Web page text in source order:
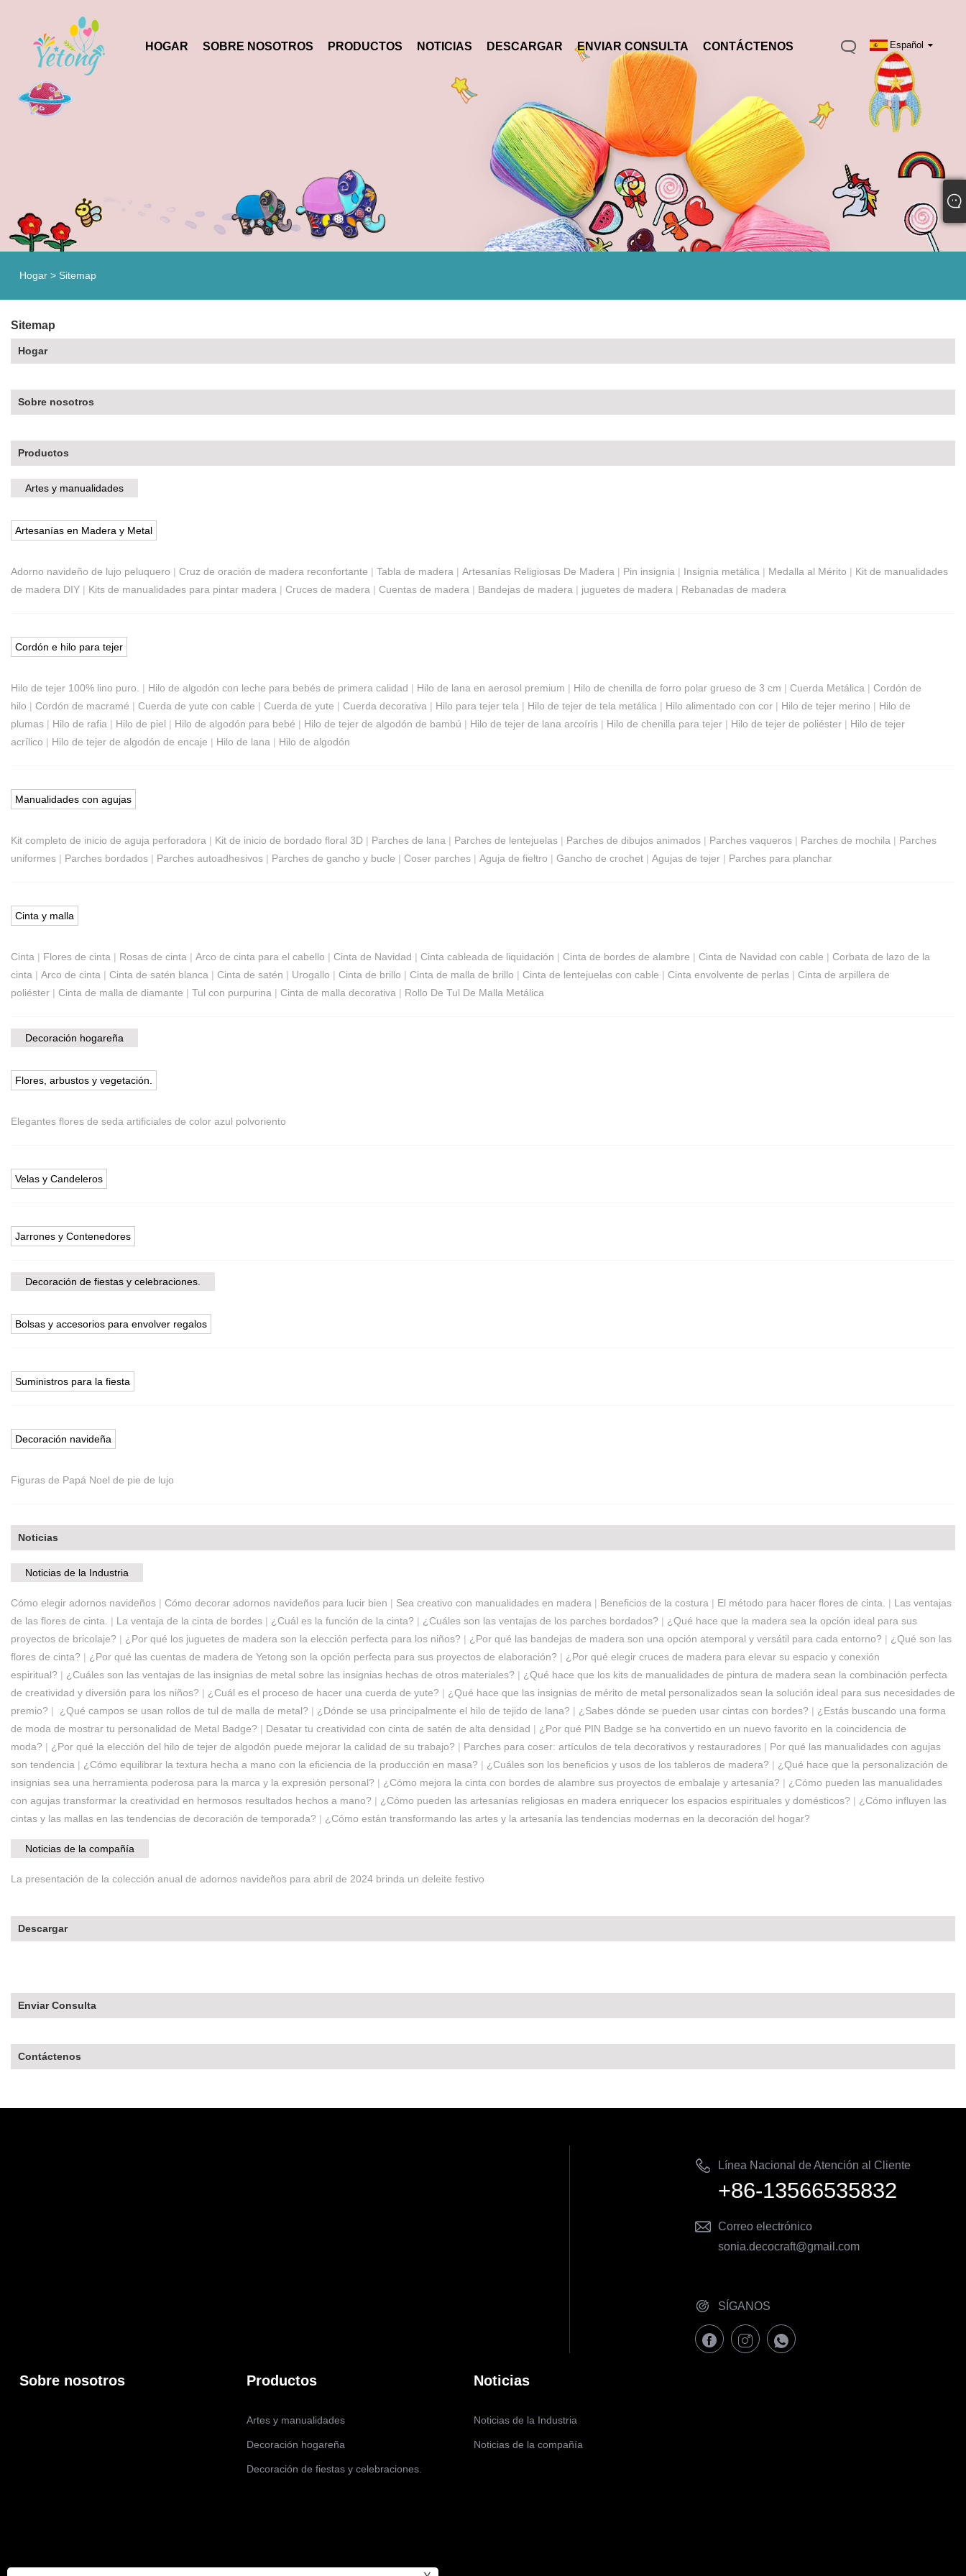
Español
HOGAR SOBRE NOSOTROS PRODUCTOS NOTICIAS DESCARGAR ENVIAR CONSULTA CONTÁCTENOS
Hogar > Sitemap
Sitemap
Hogar
Sobre nosotros
Productos
Artes y manualidades
Artesanías en Madera y Metal
Adorno navideño de lujo peluquero | Cruz de oración de madera reconfortante | Tabla de madera | Artesanías Religiosas De Madera | Pin insignia | Insignia metálica | Medalla al Mérito | Kit de manualidades
de madera DIY | Kits de manualidades para pintar madera | Cruces de madera | Cuentas de madera | Bandejas de madera | juguetes de madera | Rebanadas de madera
Cordón e hilo para tejer
Hilo de tejer 100% lino puro. | Hilo de algodón con leche para bebés de primera calidad | Hilo de lana en aerosol premium | Hilo de chenilla de forro polar grueso de 3 cm | Cuerda Metálica | Cordón de
hilo | Cordón de macramé | Cuerda de yute con cable | Cuerda de yute | Cuerda decorativa | Hilo para tejer tela | Hilo de tejer de tela metálica | Hilo alimentado con cor | Hilo de tejer merino | Hilo de
plumas | Hilo de rafia | Hilo de piel | Hilo de algodón para bebé | Hilo de tejer de algodón de bambú | Hilo de tejer de lana arcoíris | Hilo de chenilla para tejer | Hilo de tejer de poliéster | Hilo de tejer
acrílico | Hilo de tejer de algodón de encaje | Hilo de lana | Hilo de algodón
Manualidades con agujas
Kit completo de inicio de aguja perforadora | Kit de inicio de bordado floral 3D | Parches de lana | Parches de lentejuelas | Parches de dibujos animados | Parches vaqueros | Parches de mochila | Parches
uniformes | Parches bordados | Parches autoadhesivos | Parches de gancho y bucle | Coser parches | Aguja de fieltro | Gancho de crochet | Agujas de tejer | Parches para planchar
Cinta y malla
Cinta | Flores de cinta | Rosas de cinta | Arco de cinta para el cabello | Cinta de Navidad | Cinta cableada de liquidación | Cinta de bordes de alambre | Cinta de Navidad con cable | Corbata de lazo de la
cinta | Arco de cinta | Cinta de satén blanca | Cinta de satén | Urogallo | Cinta de brillo | Cinta de malla de brillo | Cinta de lentejuelas con cable | Cinta envolvente de perlas | Cinta de arpillera de
poliéster | Cinta de malla de diamante | Tul con purpurina | Cinta de malla decorativa | Rollo De Tul De Malla Metálica
Decoración hogareña
Flores, arbustos y vegetación.
Elegantes flores de seda artificiales de color azul polvoriento
Velas y Candeleros
Jarrones y Contenedores
Decoración de fiestas y celebraciones.
Bolsas y accesorios para envolver regalos
Suministros para la fiesta
Decoración navideña
Figuras de Papá Noel de pie de lujo
Noticias
Noticias de la Industria
Cómo elegir adornos navideños | Cómo decorar adornos navideños para lucir bien | Sea creativo con manualidades en madera | Beneficios de la costura | El método para hacer flores de cinta. | Las ventajas
de las flores de cinta.
| La ventaja de la cinta de bordes | ¿Cuál es la función de la cinta? | ¿Cuáles son las ventajas de los parches bordados? | ¿Qué hace que la madera sea la opción ideal para sus
proyectos de bricolaje? | ¿Por qué los juguetes de madera son la elección perfecta para los niños? | ¿Por qué las bandejas de madera son una opción atemporal y versátil para cada entorno? | ¿Qué son las
flores de cinta? | ¿Por qué las cuentas de madera de Yetong son la opción perfecta para sus proyectos de elaboración? | ¿Por qué elegir cruces de madera para elevar su espacio y conexión
espiritual? | ¿Cuáles son las ventajas de las insignias de metal sobre las insignias hechas de otros materiales? | ¿Qué hace que los kits de manualidades de pintura de madera sean la combinación perfecta
de creatividad y diversión para los niños? | ¿Cuál es el proceso de hacer una cuerda de yute? | ¿Qué hace que las insignias de mérito de metal personalizados sean la solución ideal para sus necesidades de
premio? | ‌‌ ¿Qué campos se usan rollos de tul de malla de metal? | ¿Dónde se usa principalmente el hilo de tejido de lana? | ¿Sabes dónde se pueden usar cintas con bordes? | ¿Estás buscando una forma
de moda de mostrar tu personalidad de Metal Badge? | Desatar tu creatividad con cinta de satén de alta densidad | ¿Por qué PIN Badge se ha convertido en un nuevo favorito en la coincidencia de
moda? | ¿Por qué la elección del hilo de tejer de algodón puede mejorar la calidad de su trabajo? | ​Parches para coser: artículos de tela decorativos y restauradores | Por qué las manualidades con agujas
son tendencia | ¿Cómo equilibrar la textura hecha a mano con la eficiencia de la producción en masa? | ¿Cuáles son los beneficios y usos de los tableros de madera? | ¿Qué hace que la personalización de
insignias sea una herramienta poderosa para la marca y la expresión personal? | ¿Cómo mejora la cinta con bordes de alambre sus proyectos de embalaje y artesanía? | ¿Cómo pueden las manualidades
con agujas transformar la creatividad en hermosos resultados hechos a mano? | ¿Cómo pueden las artesanías religiosas en madera enriquecer los espacios espirituales y domésticos? | ¿Cómo influyen las
cintas y las mallas en las tendencias de decoración de temporada? | ¿Cómo están transformando las artes y la artesanía las tendencias modernas en la decoración del hogar?
Noticias de la compañía
La presentación de la colección anual de adornos navideños para abril de 2024 brinda un deleite festivo
Descargar
Enviar Consulta
Contáctenos
Línea Nacional de Atención al Cliente
+86-13566535832
Correo electrónico
sonia.decocraft@gmail.com
SÍGANOS
Sobre nosotros Productos
Artes y manualidades
Decoración hogareña
Decoración de fiestas y celebraciones.
Noticias
Noticias de la Industria
Noticias de la compañía